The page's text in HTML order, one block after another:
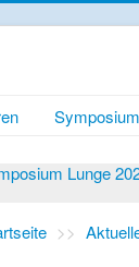
Lunge
>>